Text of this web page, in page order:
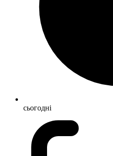
сьогодні